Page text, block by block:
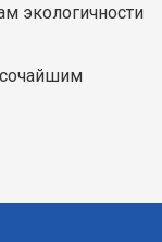
экологичности